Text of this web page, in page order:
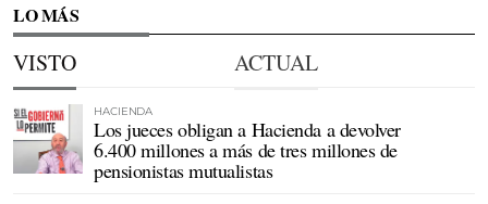
LO MÁS
VISTO ACTUAL
HACIENDA
Los jueces obligan a Hacienda a devolver
6.400 millones a más de tres millones de
pensionistas mutualistas